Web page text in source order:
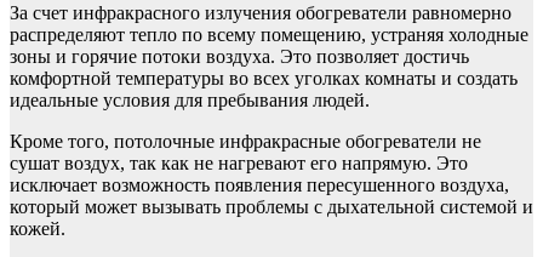
За счет инфракрасного излучения обогреватели равномерно
распределяют тепло по всему помещению, устраняя холодные
зоны и горячие потоки воздуха. Это позволяет достичь
комфортной температуры во всех уголках комнаты и создать
идеальные условия для пребывания людей.
Кроме того, потолочные инфракрасные обогреватели не
сушат воздух, так как не нагревают его напрямую. Это
исключает возможность появления пересушенного воздуха,
который может вызывать проблемы с дыхательной системой и
кожей.